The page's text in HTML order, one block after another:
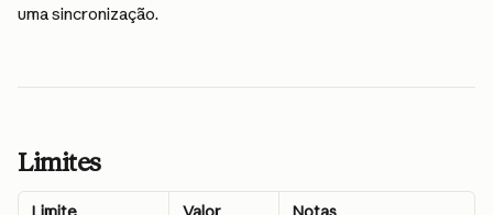
uma sincronização.
Limites